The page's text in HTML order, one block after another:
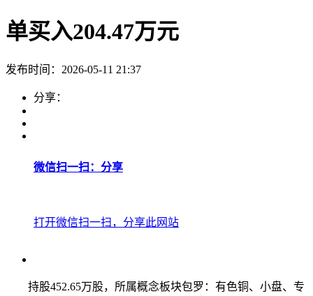
单买入204.47万元
发布时间：2026-05-11 21:37
分享：
微信扫一扫：分享
打开微信扫一扫，分享此网站
持股452.65万股，所属概念板块包罗：有色铜、小盘、专